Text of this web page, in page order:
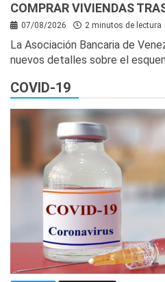
COMPRAR VIVIENDAS
07/08/2026 2 minutos de lectura
La Asociación Bancaria de
nuevos detalles sobre el
COVID-19